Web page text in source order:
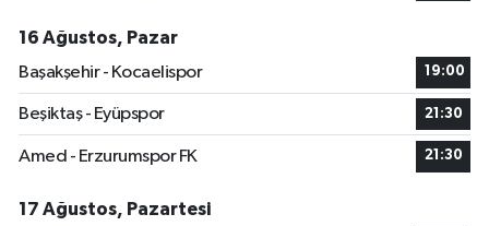
16 Ağustos, Pazar
Başakşehir - Kocaelispor
19:00
Beşiktaş - Eyüpspor 21:30
Amed - Erzurumspor FK 21:30
17 Ağustos, Pazartesi